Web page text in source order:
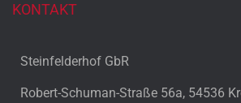
KONTAKT
Steinfelderhof GbR
Robert-Schuman-Straße 56a, 54536